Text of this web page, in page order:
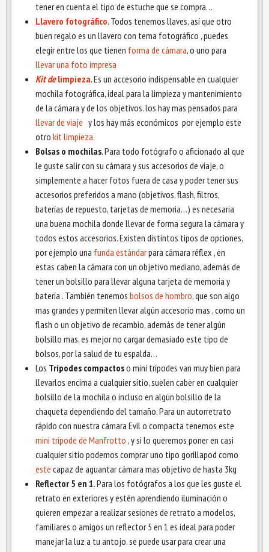
tener en cuenta el tipo de estuche que se compra…
Llavero fotográfico. Todos tenemos llaves, así que otro
buen regalo es un llavero con tema fotográfico , puedes
elegir entre los que tienen forma de cámara, o uno para
llevar una foto impresa
Kit delimpieza. Es un accesorio indispensable en cualquier
mochila fotográfica, ideal para la limpieza y mantenimiento
de la cámara y de los objetivos. los hay mas pensados para
llevar de viaje y los hay más económicos por ejemplo este
otro kit limpieza.
Bolsas o mochilas. Para todo fotógrafo o aficionado al que
le guste salir con su cámara y sus accesorios de viaje, o
simplemente a hacer fotos fuera de casa y poder tener sus
accesorios preferidos a mano (objetivos, flash, filtros,
baterías de repuesto, tarjetas de memoria…) es necesaria
una buena mochila donde llevar de forma segura la cámara y
todos estos accesorios. Existen distintos tipos de opciones,
por ejemplo una funda estándarpara cámara réflex , en
estas caben la cámara con un objetivo mediano, además de
tener un bolsillo para llevar alguna tarjeta de memoria y
batería . También tenemos bolsos de hombro, que son algo
mas grandes y permiten llevar algún accesorio mas , como un
flash o un objetivo de recambio, además de tener algún
bolsillo mas, es mejor no cargar demasiado este tipo de
bolsos, por la salud de tu espalda…
Los Trípodes compactoso mini trípodes van muy bien para
llevarlos encima a cualquier sitio, suelen caber en cualquier
bolsillo de la mochila o incluso en algún bolsillo de la
chaqueta dependiendo del tamaño. Para un autorretrato
rápido con nuestra cámara Evil o compacta tenemos este
mini trípode de Manfrotto , y si lo queremos poner en casi
cualquier sitio podemos comprar uno tipo gorillapod como
este capaz de aguantar cámara mas objetivo de hasta 3kg
Reflector 5 en 1. Para los fotógrafos a los que les guste el
retrato en exteriores y estén aprendiendo iluminación o
quieren empezar a realizar sesiones de retrato a modelos,
familiares o amigos un reflector 5 en 1 es ideal para poder
manejar la luz a tu antojo. se puede usar para crear una